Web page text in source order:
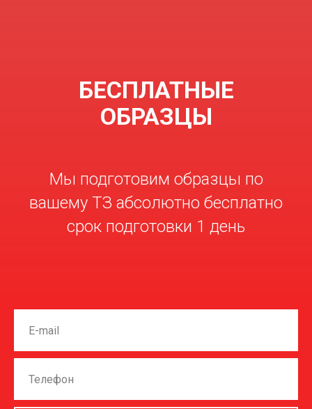
БЕСПЛАТНЫЕ
ОБРАЗЦЫ
Мы подготовим образцы по
вашему ТЗ абсолютно бесплатно
срок подготовки 1 день